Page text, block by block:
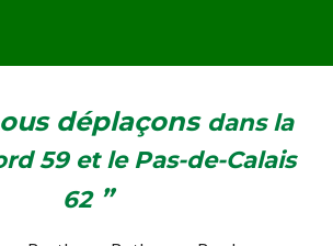
déplaçons dans la
59 et le Pas-de-Calais
62”